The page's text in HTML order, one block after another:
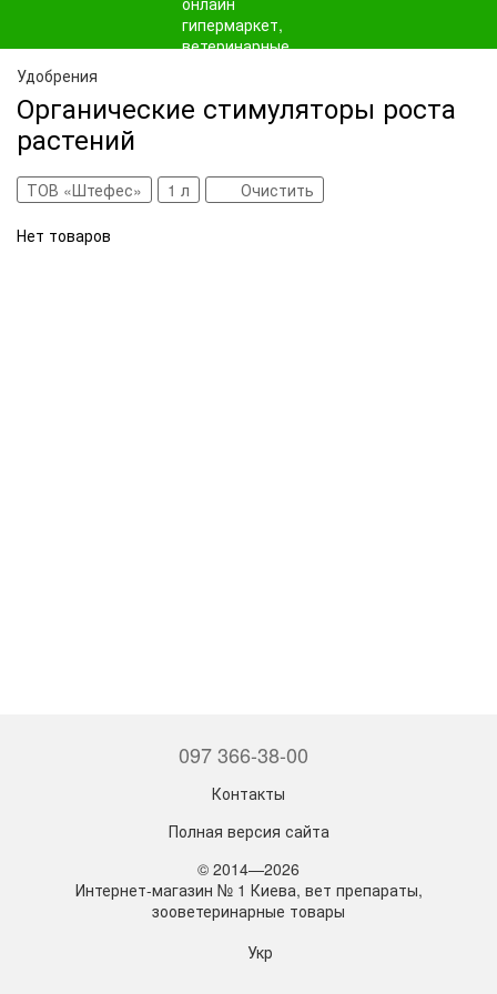
Удобрения
Органические стимуляторы роста
растений
ТОВ «Штефес» 1 л Очистить
Нет товаров
097 366-38-00
Контакты
Полная версия сайта
© 2014—2026
Интернет-магазин № 1 Киева, вет препараты,
зооветеринарные товары
Укр